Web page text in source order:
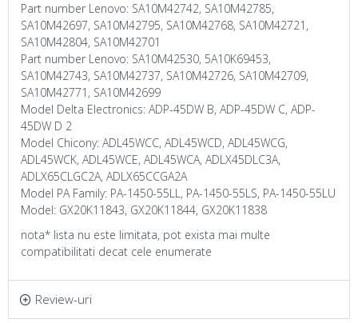
Part number Lenovo: SA10M42742, SA10M42785,
SA10M42697, SA10M42795, SA10M42768, SA10M42721,
SA10M42804, SA10M42701
Part number Lenovo: SA10M42530, 5A10K69453,
SA10M42743, SA10M42737, SA10M42726, SA10M42709,
SA10M42771, SA10M42699
Model Delta Electronics: ADP-45DW B, ADP-45DW C, ADP-
45DW D 2
Model Chicony: ADL45WCC, ADL45WCD, ADL45WCG,
ADL45WCK, ADL45WCE, ADL45WCA, ADLX45DLC3A,
ADLX65CLGC2A, ADLX65CCGA2A
Model PA Family: PA-1450-55LL, PA-1450-55LS, PA-1450-55LU
Model: GX20K11843, GX20K11844, GX20K11838
nota* lista nu este limitata, pot exista mai multe
compatibilitati decat cele enumerate
Review-uri